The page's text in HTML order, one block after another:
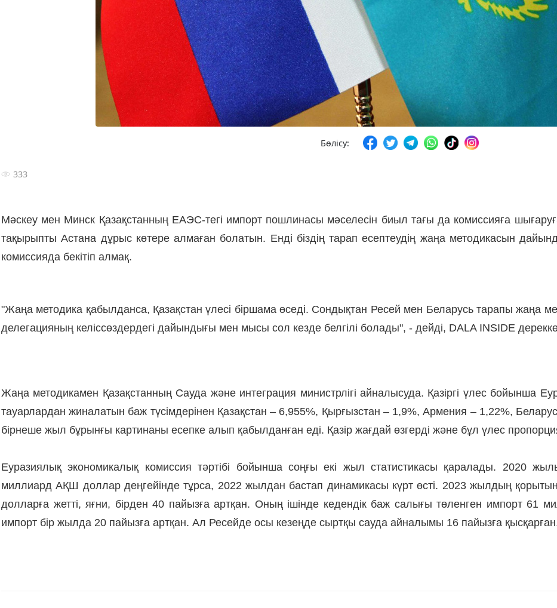
Бөлісу:
333
Мәскеу мен Минск Қазақстанның ЕАЭС-тегі импорт пошлинасы мәселесін биыл тағы да комиссияға
тақырыпты Астана дұрыс көтере алмаған болатын. Енді біздің тарап есептеудің жаңа методикасын
комиссияда бекітіп алмақ.
"Жаңа методика қабылданса, Қазақстан үлесі біршама өседі. Сондықтан Ресей мен Беларусь тарапы жаңа
делегацияның келіссөздердегі дайындығы мен мысы сол кезде белгілі болады", - дейді, DALA INSIDE
Жаңа методикамен Қазақстанның Сауда және интеграция министрлігі айналысуда. Қазіргі үлес бойынша
тауарлардан жиналатын баж түсімдерінен Қазақстан – 6,955%, Қырғызстан – 1,9%, Армения – 1,22%,
бірнеше жыл бұрынғы картинаны есепке алып қабылданған еді. Қазір жағдай өзгерді және бұл үлес
Еуразиялық экономикалық комиссия тәртібі бойынша соңғы екі жыл статистикасы қаралады. 2020
миллиард АҚШ доллар деңгейінде тұрса, 2022 жылдан бастап динамикасы күрт өсті. 2023 жылдың
долларға жетті, яғни, бірден 40 пайызға артқан. Оның ішінде кедендік баж салығы төленген импорт 61
импорт бір жылда 20 пайызға артқан. Ал Ресейде осы кезеңде сыртқы сауда айналымы 16 пайызға